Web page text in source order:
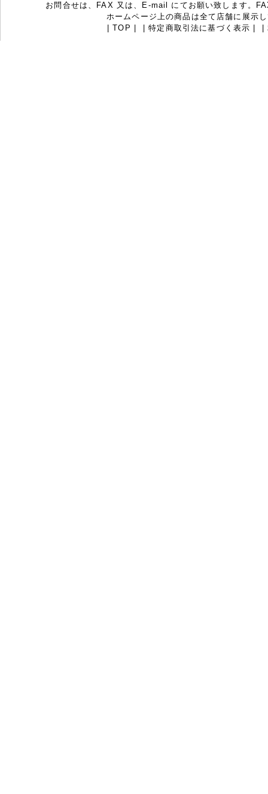
お問合せは、FAX 又は、E-mail にてお願い致します。
ホームページ上の商品は全て店舗に展示
|TOP |特定商取引法に基づく表示 |